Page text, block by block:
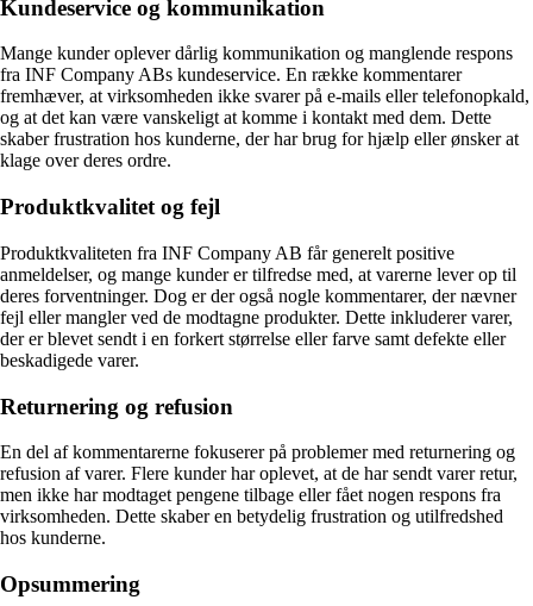
Kundeservice og kommunikation
Mange kunder oplever dårlig kommunikation og manglende respons
fra INF Company ABs kundeservice. En række kommentarer
fremhæver, at virksomheden ikke svarer på e-mails eller telefonopkald,
og at det kan være vanskeligt at komme i kontakt med dem. Dette
skaber frustration hos kunderne, der har brug for hjælp eller ønsker at
klage over deres ordre.
Produktkvalitet og fejl
Produktkvaliteten fra INF Company AB får generelt positive
anmeldelser, og mange kunder er tilfredse med, at varerne lever op til
deres forventninger. Dog er der også nogle kommentarer, der nævner
fejl eller mangler ved de modtagne produkter. Dette inkluderer varer,
der er blevet sendt i en forkert størrelse eller farve samt defekte eller
beskadigede varer.
Returnering og refusion
En del af kommentarerne fokuserer på problemer med returnering og
refusion af varer. Flere kunder har oplevet, at de har sendt varer retur,
men ikke har modtaget pengene tilbage eller fået nogen respons fra
virksomheden. Dette skaber en betydelig frustration og utilfredshed
hos kunderne.
Opsummering